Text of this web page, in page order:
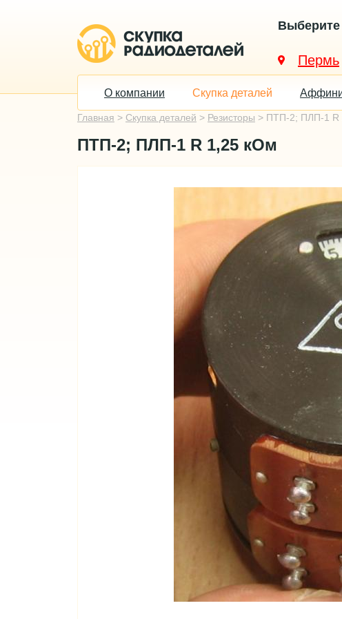
Выберите
О компании Скупка деталей
Главная > Скупка деталей > Резисторы > ПТП-2; ПЛП-1 R
ПТП-2; ПЛП-1 R 1,25 кОм